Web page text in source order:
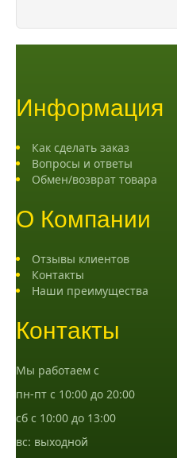
Информация
Как сделать заказ
Вопросы и ответы
Обмен/возврат товара
О Компании
Отзывы клиентов
Контакты
Наши преимущества
Контакты
Мы работаем с
пн-пт с 10:00 до 20:00
сб с 10:00 до 13:00
вс: выходной